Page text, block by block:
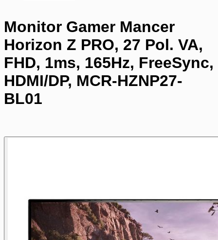
Monitor Gamer Mancer
Horizon Z PRO, 27 Pol. VA,
FHD, 1ms, 165Hz, FreeSync,
HDMI/DP, MCR-HZNP27-
BL01